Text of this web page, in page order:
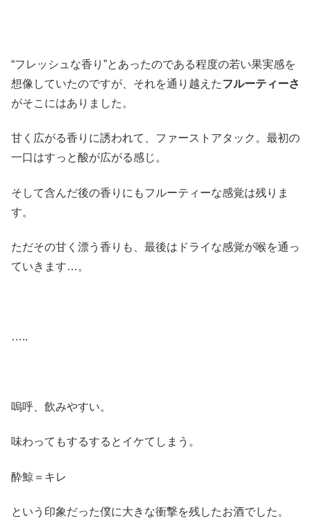
“フレッシュな香り”とあったのである程度の若い果実感を
想像していたのですが、それを通り越えたフルーティーさ
がそこにはありました。
甘く広がる香りに誘われて、ファーストアタック。最初の
一口はすっと酸が広がる感じ。
そして含んだ後の香りにもフルーティーな感覚は残りま
す。
ただその甘く漂う香りも、最後はドライな感覚が喉を通っ
ていきます…。
…..
嗚呼、飲みやすい。
味わってもするするとイケてしまう。
酔鯨＝キレ
という印象だった僕に大きな衝撃を残したお酒でした。